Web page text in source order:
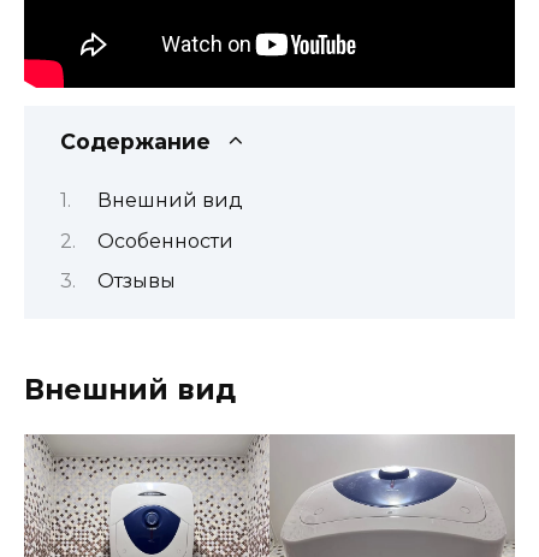
Содержание
Внешний вид
Особенности
Отзывы
Внешний вид